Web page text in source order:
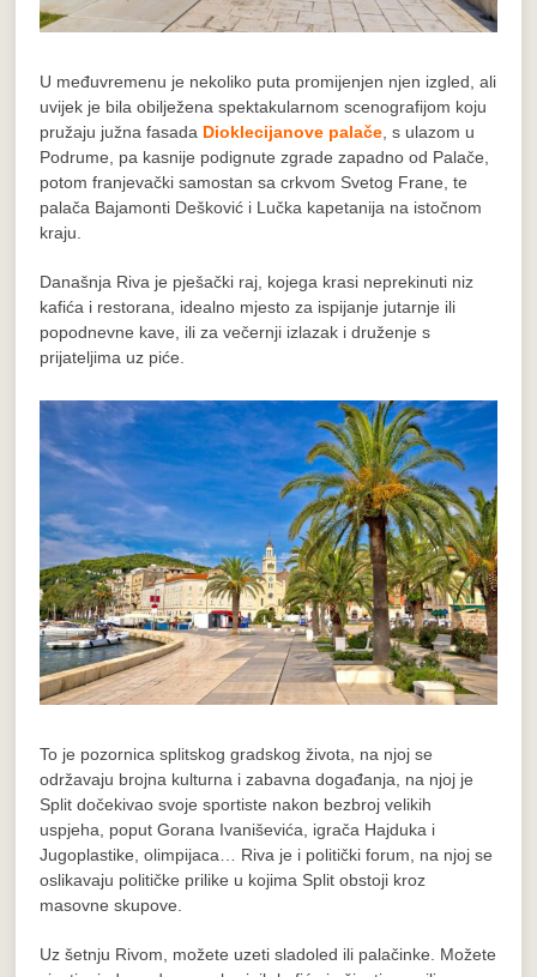
U međuvremenu je nekoliko puta promijenjen njen izgled, ali
uvijek je bila obilježena spektakularnom scenografijom koju
pružaju južna fasada Dioklecijanove palače , s ulazom u
Podrume, pa kasnije podignute zgrade zapadno od Palače,
potom franjevački samostan sa crkvom Svetog Frane, te
palača Bajamonti Dešković i Lučka kapetanija na istočnom
kraju.
Današnja Riva je pješački raj, kojega krasi neprekinuti niz
kafića i restorana, idealno mjesto za ispijanje jutarnje ili
popodnevne kave, ili za večernji izlazak i druženje s
prijateljima uz piće.
To je pozornica splitskog gradskog života, na njoj se
održavaju brojna kulturna i zabavna događanja, na njoj je
Split dočekivao svoje sportiste nakon bezbroj velikih
uspjeha, poput Gorana Ivaniševića, igrača Hajduka i
Jugoplastike, olimpijaca… Riva je i politički forum, na njoj se
oslikavaju političke prilike u kojima Split obstoji kroz
masovne skupove.
Uz šetnju Rivom, možete uzeti sladoled ili palačinke. Možete